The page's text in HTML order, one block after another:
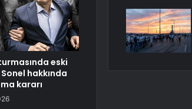
eski
hakkında
kararı